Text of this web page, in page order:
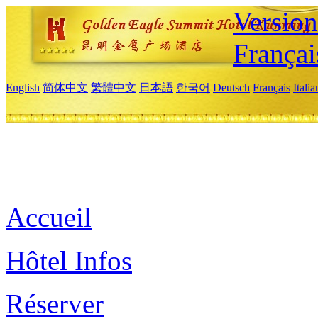
English 简体中文 繁體中文 日本語 한국어 Deutsch Français
Accueil
Hôtel Infos
Réserver